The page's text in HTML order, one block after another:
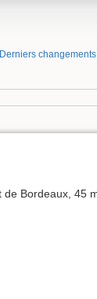
Derniers changements
Bordeaux, 45